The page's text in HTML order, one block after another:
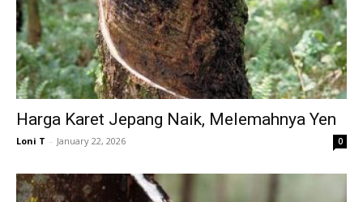
Harga Karet Jepang Naik, Melemahnya Yen
Loni T - January 22, 2026 0